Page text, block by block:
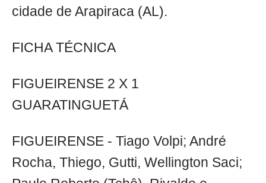
cidade de Arapiraca (AL).
FICHA TÉCNICA
FIGUEIRENSE 2 X 1
GUARATINGUETÁ
FIGUEIRENSE - Tiago Volpi; André
Rocha, Thiego, Gutti, Wellington Saci;